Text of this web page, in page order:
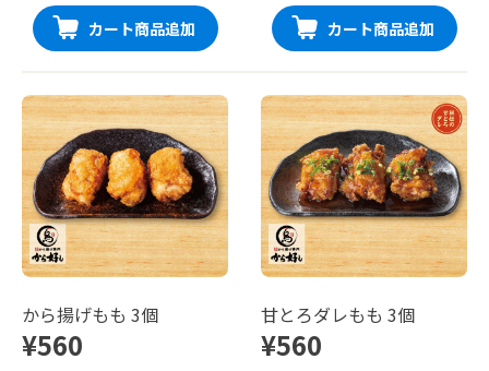
カート商品追加 カート商品追加
から揚げもも 3個
¥560
甘とろダレもも 3個
¥560